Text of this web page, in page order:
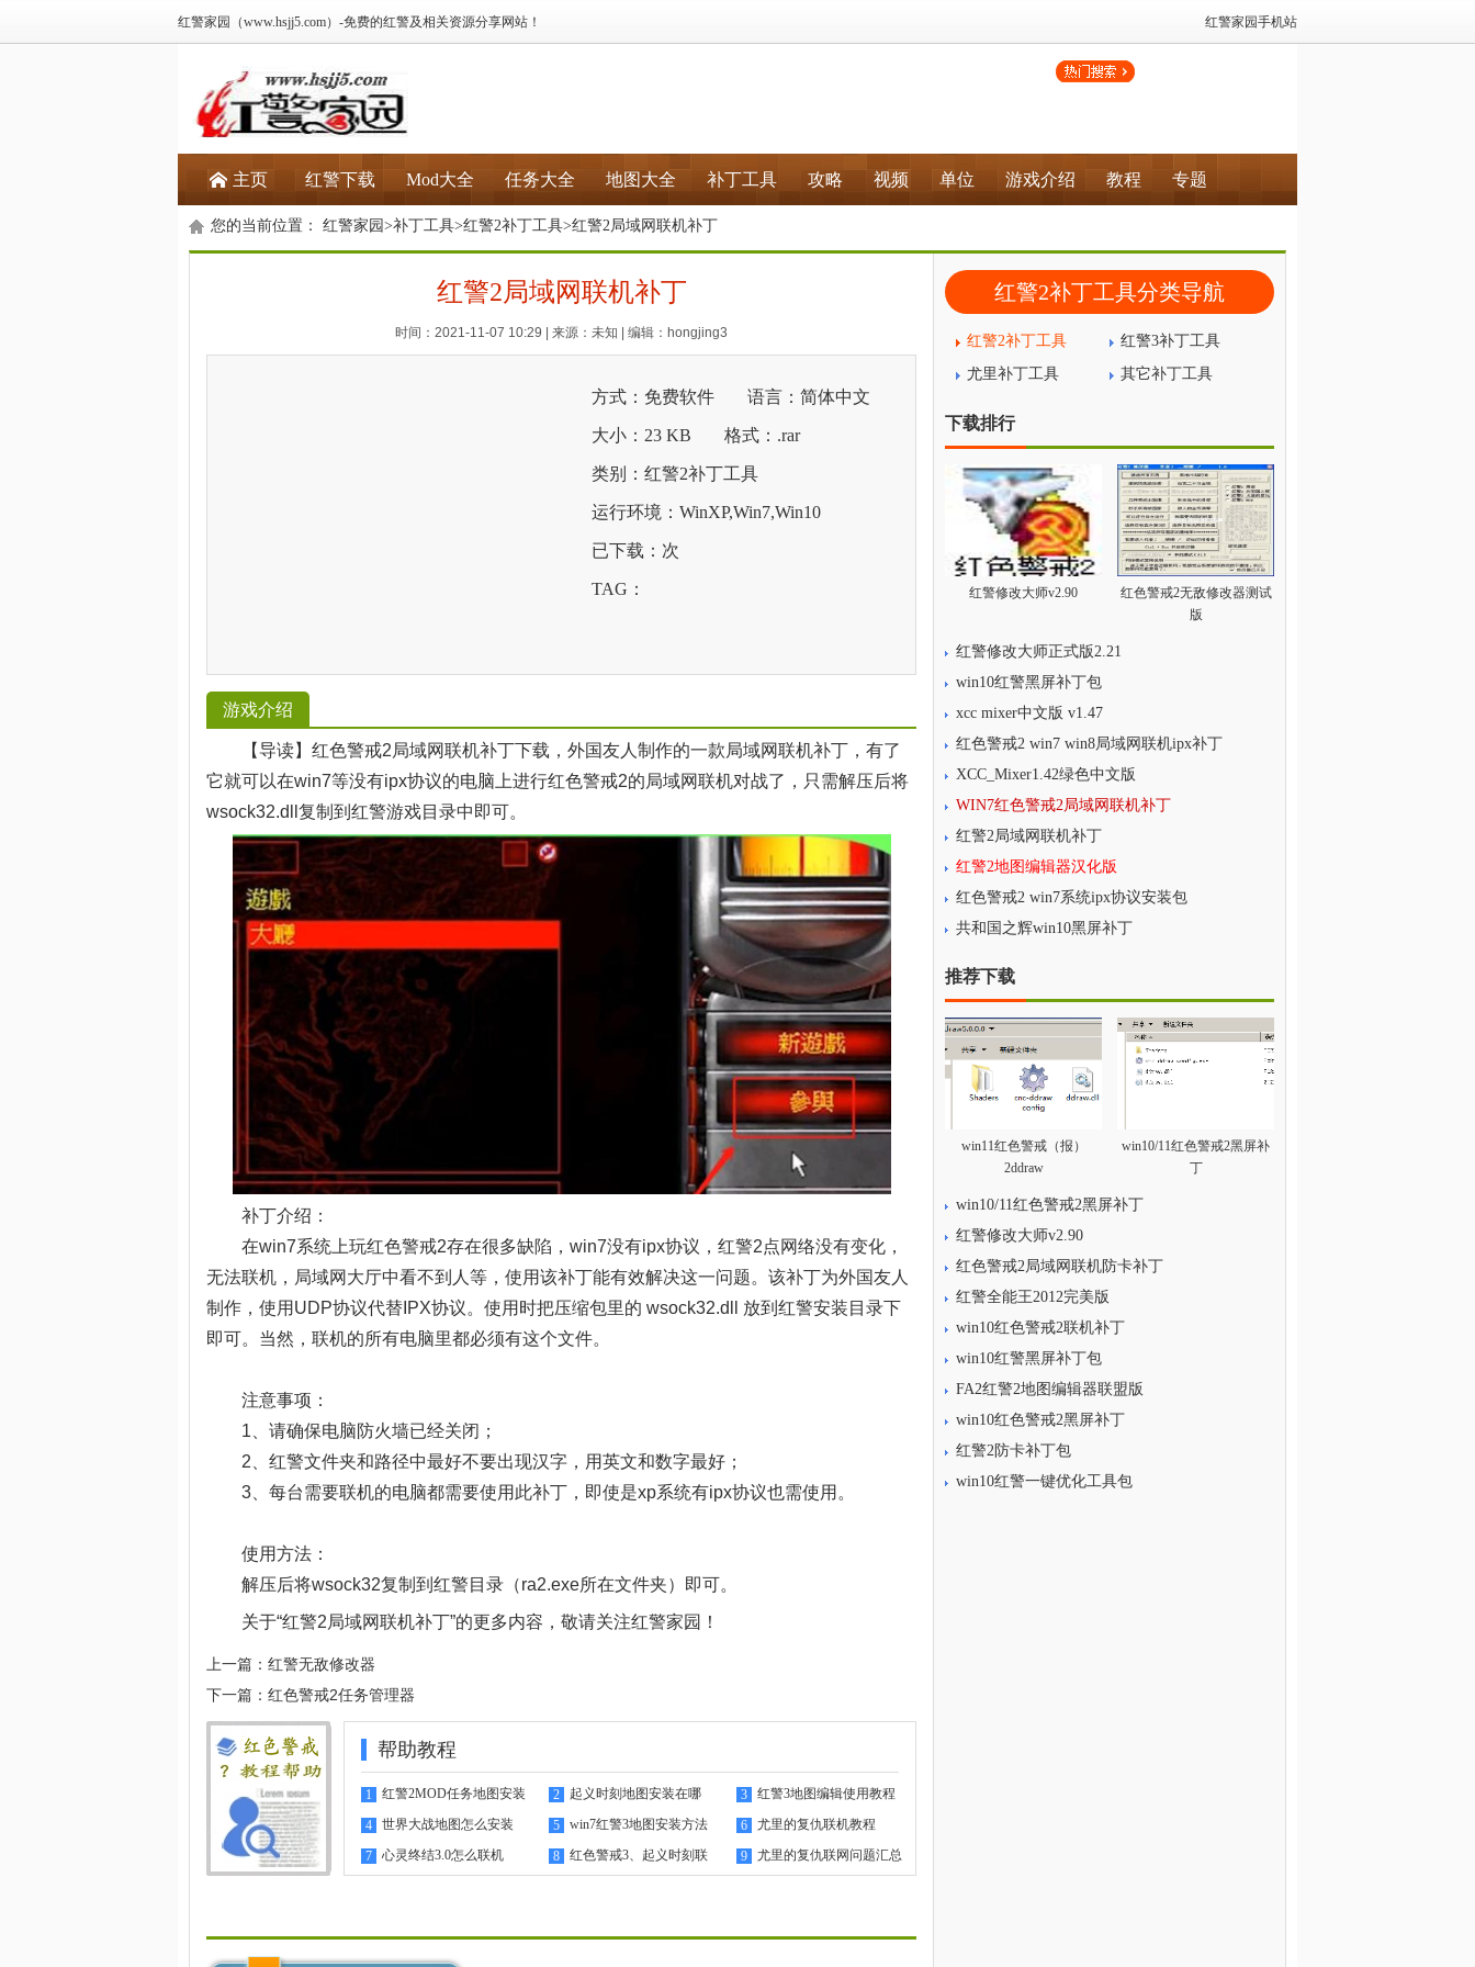
红警家园手机站
红警家园（www.hsjj5.com）-免费的红警及相关资源分享网站！
主页 红警下载 Mod大全 任务大全 地图大全 补丁工具 攻略 视频 单位 游戏介绍 教程 专题
您的当前位置： 红警家园 >补丁工具>红警2补丁工具>红警2局域网联机补丁
红警2局域网联机补丁
时间：2021-11-07 10:29 | 来源：未知 | 编辑：hongjing3
方式：免费软件 语言：简体中文
大小：23 KB 格式：.rar
类别：红警2补丁工具
运行环境：WinXP,Win7,Win10
已下载： 次
TAG：
游戏介绍
【导读】红色警戒2局域网联机补丁下载，外国友人制作的一款局域网联机补丁，有了
它就可以在win7等没有ipx协议的电脑上进行红色警戒2的局域网联机对战了，只需解压后将
wsock32.dll复制到红警游戏目录中即可。
补丁介绍：
在win7系统上玩红色警戒2存在很多缺陷，win7没有ipx协议，红警2点网络没有变化，
无法联机，局域网大厅中看不到人等，使用该补丁能有效解决这一问题。该补丁为外国友人
制作，使用UDP协议代替IPX协议。使用时把压缩包里的 wsock32.dll 放到红警安装目录下
即可。当然，联机的所有电脑里都必须有这个文件。
注意事项：
1、请确保电脑防火墙已经关闭；
2、红警文件夹和路径中最好不要出现汉字，用英文和数字最好；
3、每台需要联机的电脑都需要使用此补丁，即使是xp系统有ipx协议也需使用。
使用方法：
解压后将wsock32复制到红警目录（ra2.exe所在文件夹）即可。
关于“红警2局域网联机补丁”的更多内容，敬请关注红警家园 ！
上一篇： 红警无敌修改器
下一篇： 红色警戒2任务管理器
帮助教程
1
红警2MOD任务地图安装
指南
2 起义时刻地图安装在哪 3 红警3地图编辑使用教程
4 世界大战地图怎么安装 5 win7红警3地图安装方法 6 尤里的复仇联机教程
7 心灵终结3.0怎么联机 8
红色警戒3、起义时刻联
9 尤里的复仇联网问题汇总
红警2补丁工具分类导航
红警2补丁工具
红警3补丁工具
尤里补丁工具
其它补丁工具
下载排行
红警修改大师v2.90
红色警戒2无敌修改器测试
版
红警修改大师正式版2.21
win10红警黑屏补丁包
xcc mixer中文版 v1.47
红色警戒2 win7 win8局域网联机ipx补丁
XCC_Mixer1.42绿色中文版
WIN7红色警戒2局域网联机补丁
红警2局域网联机补丁
红警2地图编辑器汉化版
红色警戒2 win7系统ipx协议安装包
共和国之辉win10黑屏补丁
推荐下载
win11红色警戒（报）
2ddraw
win10/11红色警戒2黑屏补
丁
win10/11红色警戒2黑屏补丁
红警修改大师v2.90
红色警戒2局域网联机防卡补丁
红警全能王2012完美版
win10红色警戒2联机补丁
win10红警黑屏补丁包
FA2红警2地图编辑器联盟版
win10红色警戒2黑屏补丁
红警2防卡补丁包
win10红警一键优化工具包